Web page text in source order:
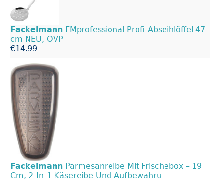
Fackelmann FMprofessional Profi-Abseihlöffel 47
cm NEU, OVP
€14.99
Fackelmann Parmesanreibe Mit Frischebox – 19
Cm, 2-In-1 Käsereibe Und Aufbewahru